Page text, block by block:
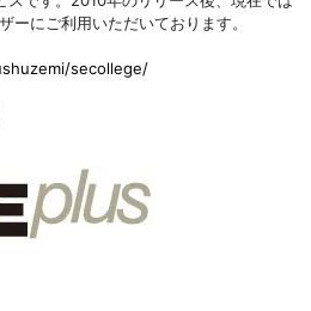
にご利用いただいております。
secollege/